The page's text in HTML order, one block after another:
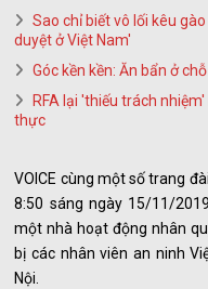
Sao chỉ biết vô lối kêu
duyệt ở Việt Nam'
Góc kền kền: Ăn bẩn ở
RFA lại 'thiếu trách
thực
VOICE cùng một số trang
8:50 sáng ngày 15/11/
một nhà hoạt động nhân
bị các nhân viên an ninh
Nội.